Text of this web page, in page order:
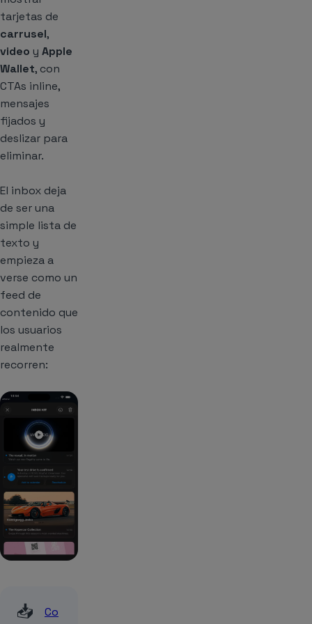
tarjetas de
carrusel,
video y Apple
Wallet, con
CTAs inline,
mensajes
fijados y
deslizar para
eliminar.
El inbox deja
de ser una
simple lista de
texto y
empieza a
verse como un
feed de
contenido que
los usuarios
realmente
recorren:
📥
Co